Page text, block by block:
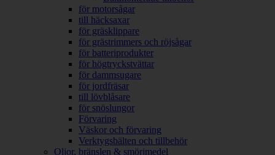
för motorsågar
till häcksaxar
för gräsklippare
för grästrimmers och röjsågar
för batteriprodukter
för högtryckstvättar
för dammsugare
för jordfräsar
till lövblåsare
för snöslungor
Förvaring
Väskor och förvaring
Verktygsbälten och tillbehör
Oljor, bränslen & smörjmedel